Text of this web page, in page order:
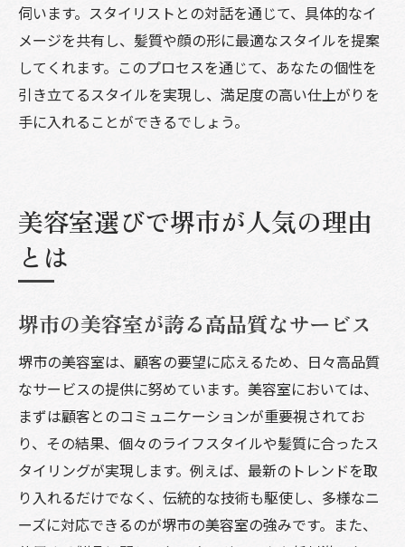
伺います。スタイリストとの対話を通じて、具体的なイ
メージを共有し、髪質や顔の形に最適なスタイルを提案
してくれます。このプロセスを通じて、あなたの個性を
引き立てるスタイルを実現し、満足度の高い仕上がりを
手に入れることができるでしょう。
美容室選びで堺市が人気の理由
とは
堺市の美容室が誇る高品質なサービス
堺市の美容室は、顧客の要望に応えるため、日々高品質
なサービスの提供に努めています。美容室においては、
まずは顧客とのコミュニケーションが重要視されてお
り、その結果、個々のライフスタイルや髪質に合ったス
タイリングが実現します。例えば、最新のトレンドを取
り入れるだけでなく、伝統的な技術も駆使し、多様なニ
ーズに対応できるのが堺市の美容室の強みです。また、